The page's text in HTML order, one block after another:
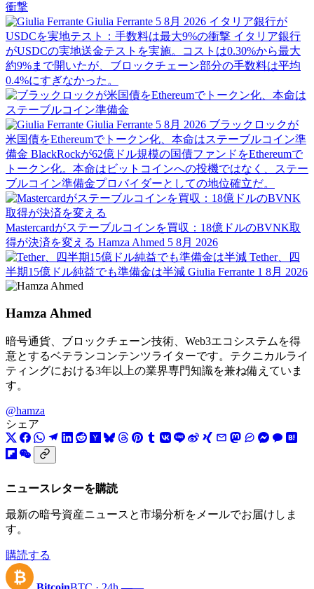
Giulia Ferrante 5 8月 2026 イタリア銀行が
USDCを実地テスト：手数料は最大9%の衝撃 イタリア銀行
がUSDCの実地送金テストを実施。コストは0.30%から最大
約9%まで開いたが、ブロックチェーン部分の手数料は平均
0.4%にすぎなかった。
Giulia Ferrante 5 8月 2026 ブラックロックが
米国債をEthereumでトークン化、本命はステーブルコイン準
備金 BlackRockが62億ドル規模の国債ファンドをEthereumで
トークン化。本命はビットコインへの投機ではなく、ステー
ブルコイン準備金プロバイダーとしての地位確立だ。
Mastercardがステーブルコインを買収：18億ドルのBVNK取
得が決済を変える Hamza Ahmed 5 8月 2026
Tether、四
半期15億ドル純益でも準備金は半減 Giulia Ferrante 1 8月 2026
Hamza Ahmed
暗号通貨、ブロックチェーン技術、Web3エコシステムを得
意とするベテランコンテンツライターです。テクニカルライ
ティングにおける3年以上の業界専門知識を兼ね備えていま
す。
@hamza
シェア
ニュースレターを購読
最新の暗号資産ニュースと市場分析をメールでお届けしま
す。
購読する
₿